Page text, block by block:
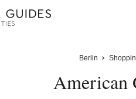
Berlin
American